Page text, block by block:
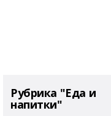
Рубрика "Еда и
напитки"